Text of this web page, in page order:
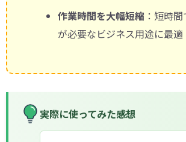
作業時間を大幅短縮 ：短時
が必要なビジネス用途に最適
実際に使ってみた感想